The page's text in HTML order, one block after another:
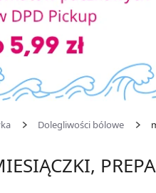
Dolegliwości bólowe